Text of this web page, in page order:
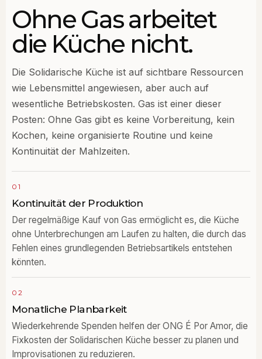
Ohne Gas arbeitet
die Küche nicht.
Die Solidarische Küche ist auf sichtbare Ressourcen
wie Lebensmittel angewiesen, aber auch auf
wesentliche Betriebskosten. Gas ist einer dieser
Posten: Ohne Gas gibt es keine Vorbereitung, kein
Kochen, keine organisierte Routine und keine
Kontinuität der Mahlzeiten.
01
Kontinuität der Produktion
Der regelmäßige Kauf von Gas ermöglicht es, die Küche
ohne Unterbrechungen am Laufen zu halten, die durch das
Fehlen eines grundlegenden Betriebsartikels entstehen
könnten.
02
Monatliche Planbarkeit
Wiederkehrende Spenden helfen der ONG É Por Amor, die
Fixkosten der Solidarischen Küche besser zu planen und
Improvisationen zu reduzieren.